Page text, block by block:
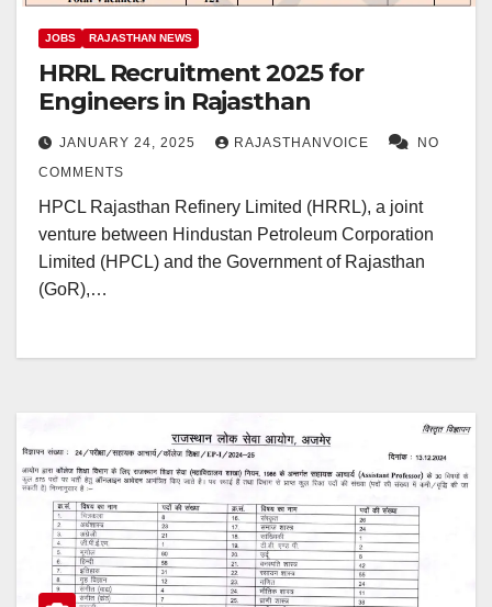
JOBS RAJASTHAN NEWS
HRRL Recruitment 2025 for
Engineers in Rajasthan
JANUARY 24, 2025 RAJASTHANVOICE
NO
COMMENTS
HPCL Rajasthan Refinery Limited (HRRL), a joint
venture between Hindustan Petroleum Corporation
Limited (HPCL) and the Government of Rajasthan
(GoR),…